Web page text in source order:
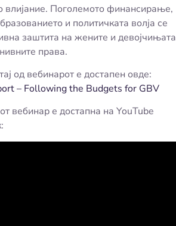
влијание. Поголемото финансирање,
и политичката волја се
заштита на жените и девојчињата
права.
од вебинарот е достапен овде:
– Following the Budgets for GBV
вебинар е достапна на YouTube